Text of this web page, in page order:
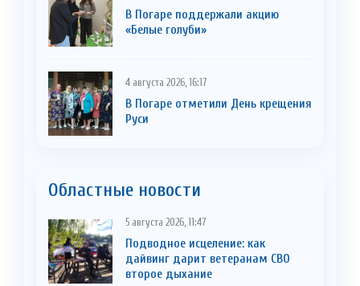
В Погаре поддержали акцию
«Белые голуби»
4 августа 2026, 16:17
В Погаре отметили День крещения
Руси
Областные новости
5 августа 2026, 11:47
Подводное исцеление: как
дайвинг дарит ветеранам СВО
второе дыхание